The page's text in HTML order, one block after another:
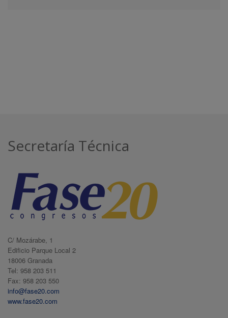
Secretaría Técnica
C/ Mozárabe, 1
Edificio Parque Local 2
18006 Granada
Tel: 958 203 511
Fax: 958 203 550
info@fase20.com
www.fase20.com